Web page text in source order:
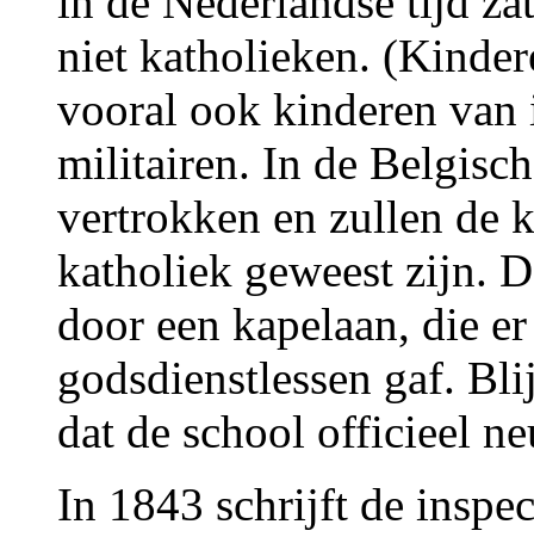
niet katholieken.
vooral ook kinderen van
militairen. In de
vertrokken en zullen de
katholiek geweest zijn.
door een kapelaan, die
godsdienstlessen gaf.
dat de school officieel
In 1843 schrijft de